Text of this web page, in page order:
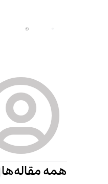
همه مقاله‌ها